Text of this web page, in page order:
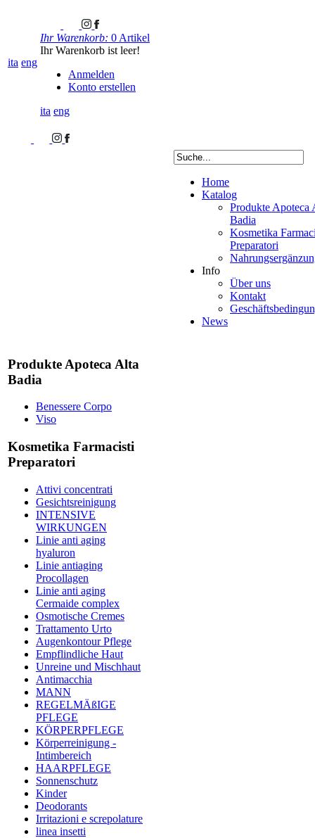
ita eng
Ihr Warenkorb: 0 Artikel
Ihr Warenkorb ist leer!
Anmelden
Konto erstellen
ita eng
Home
Katalog
Produkte Apoteca
Badia
Kosmetika
Preparatori
Info
Über uns
Kontakt
News
Produkte Apoteca Alta
Badia
Benessere Corpo
Viso
Kosmetika Farmacisti
Preparatori
Attivi concentrati
Gesichtsreinigung
INTENSIVE
WIRKUNGEN
Linie anti aging
hyaluron
Linie antiaging
Procollagen
Linie anti aging
Cermaide complex
Osmotische Cremes
Trattamento Urto
Augenkontour Pflege
Empflindliche Haut
Unreine und Mischhaut
Antimacchia
MANN
REGELMÄßIGE
PFLEGE
KÖRPERPFLEGE
Körperreinigung -
Intimbereich
HAARPFLEGE
Sonnenschutz
Kinder
Deodorants
Irritazioni e screpolature
linea insetti